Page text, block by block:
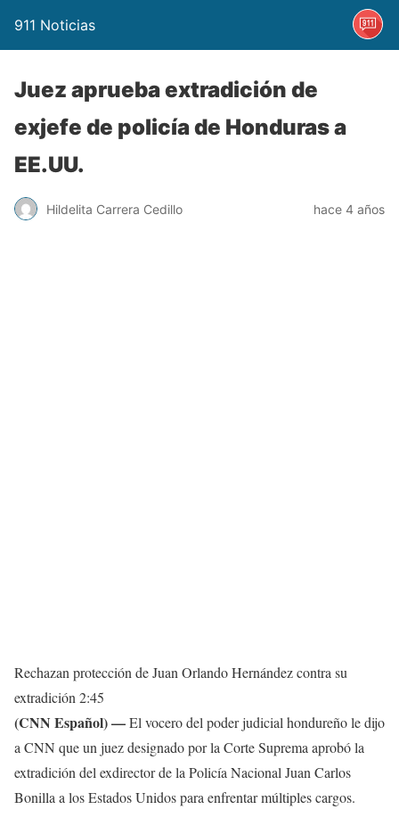
911 Noticias
Juez aprueba extradición de
exjefe de policía de Honduras a
EE.UU.
Hildelita Carrera Cedillo hace 4 años
Rechazan protección de Juan Orlando Hernández contra su
extradición 2:45
(CNN Español) —El vocero del poder judicial hondureño le dijo
a CNN que un juez designado por la Corte Suprema aprobó la
extradición del exdirector de la Policía Nacional Juan Carlos
Bonilla a los Estados Unidos para enfrentar múltiples cargos.